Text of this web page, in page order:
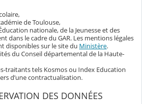
de Toulouse,
nationale, de la Jeunesse et des
dans le cadre du GAR. Les mentions légales
disponibles sur le site du Ministère.
du Conseil départemental de la Haute-
traitants tels Kosmos ou Index Education
d’une contractualisation.
DES DONNÉES